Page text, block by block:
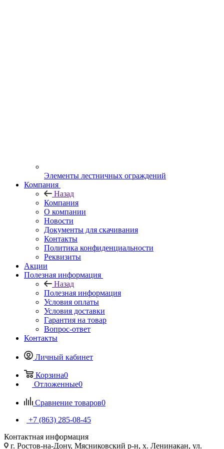
Элементы лестничных ограждений
Компания
Назад
Компания
О компании
Новости
Документы для скачивания
Контакты
Политика конфиденциальности
Реквизиты
Акции
Полезная информация
Назад
Полезная информация
Условия оплаты
Условия доставки
Гарантия на товар
Вопрос-ответ
Контакты
Личный кабинет
Корзина0
Отложенные0
Сравнение товаров0
+7 (863) 285-08-45
Контактная информация
г. Ростов-на-Дону, Мясниковский р-н, х. Ленинакан, ул.